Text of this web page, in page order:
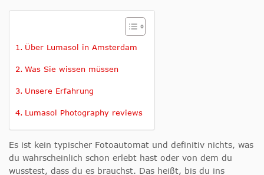
Über Lumasol in Amsterdam
Was Sie wissen müssen
Unsere Erfahrung
Lumasol Photography reviews
Es ist kein typischer Fotoautomat und definitiv nichts, was
du wahrscheinlich schon erlebt hast oder von dem du
wusstest, dass du es brauchst. Das heißt, bis du ins